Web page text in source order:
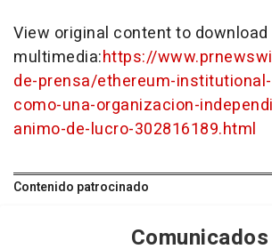
View original content to download
multimedia:https://
de-prensa/ethereum-
como-una-organizacion-
animo-de-lucro-302816189.html
Contenido patrocinado
Comunicados